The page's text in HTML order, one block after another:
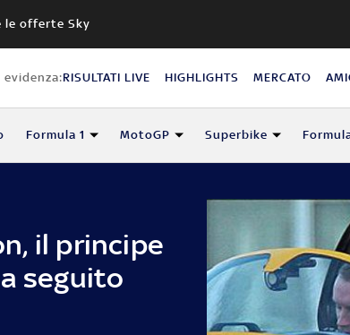
le offerte Sky
evidenza:RISULTATI LIVE HIGHLIGHTS MERCATO
Formula 1 MotoGP Superbike
il principe
seguito